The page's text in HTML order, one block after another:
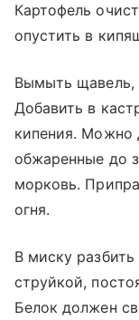
Картофель
опустить в
Вымыть щавель,
Добавить в
кипения. Можно
обжаренные до
морковь.
огня.
В миску разбить
струйкой,
Белок должен